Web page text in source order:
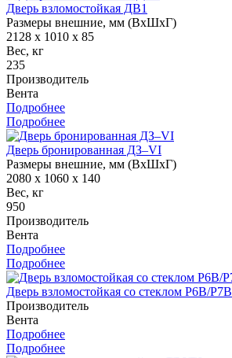
Дверь взломостойкая ДВ1
Размеры внешние, мм (ВхШхГ)
2128 x 1010 x 85
Вес, кг
235
Производитель
Вента
Подробнее
Подробнее
Дверь бронированная ДЗ–VI
Размеры внешние, мм (ВхШхГ)
2080 x 1060 x 140
Вес, кг
950
Производитель
Вента
Подробнее
Подробнее
Дверь взломостойкая со стеклом Р6В/Р7В
Производитель
Вента
Подробнее
Подробнее